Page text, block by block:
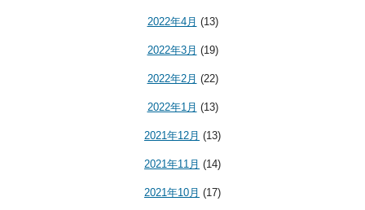
2022年4月 (13)
2022年3月 (19)
2022年2月 (22)
2022年1月 (13)
2021年12月 (13)
2021年11月 (14)
2021年10月 (17)